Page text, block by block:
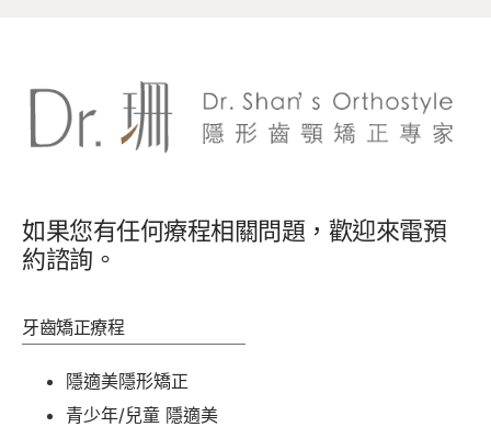
如果您有任何療程相關問題，歡迎來電預
約諮詢。
牙齒矯正療程
隱適美隱形矯正
青少年/兒童 隱適美